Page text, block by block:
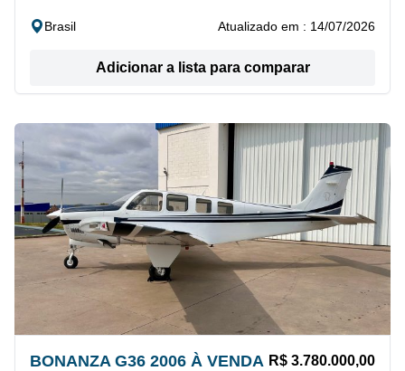
Brasil Atualizado em : 14/07/2026
Adicionar a lista para comparar
BONANZA G36 2006 À VENDA R$ 3.780.000,00